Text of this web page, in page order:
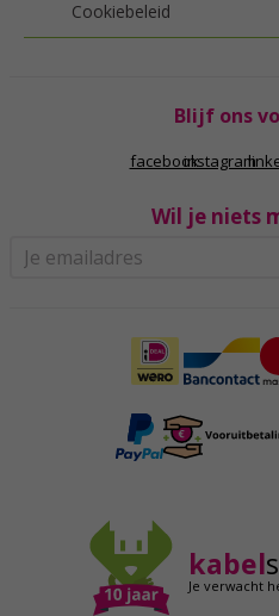
Cookiebeleid
Blijf ons
facebookinstagram
Wil je niets
kabel
Je verwacht